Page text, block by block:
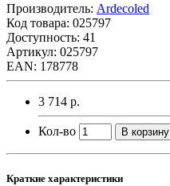
Производитель: Ardecoled
Код товара: 025797
Доступность: 41
Артикул: 025797
EAN: 178778
3 714 р.
Кол-во В корзину
Краткие характеристики